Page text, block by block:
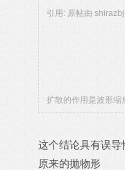
引用: 原帖由 shirazbj
扩散的作用是波形缩
这个结论具有误
原来的抛物形